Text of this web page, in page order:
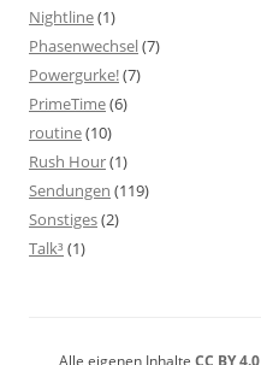
Nightline(1)
Phasenwechsel(7)
Powergurke!(7)
PrimeTime(6)
routine(10)
Rush Hour(1)
Sendungen (119)
Sonstiges(2)
Talk³ (1)
Alle eigenen Inhalte CC BY 4.0